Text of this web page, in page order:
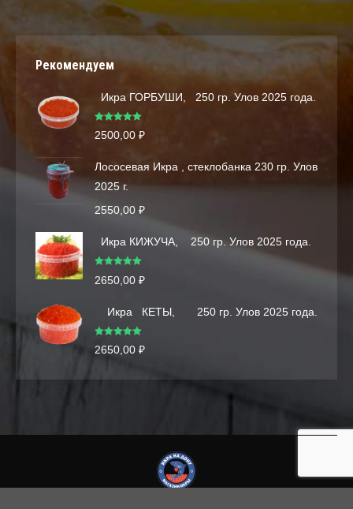
Рекомендуем
Икра ГОРБУШИ, 250 гр. Улов 2025 года.
Оценка 5.00
из 5
2500,00 ₽
Лососевая Икра , стеклобанка 230 гр. Улов
2025 г.
2550,00 ₽
Икра КИЖУЧА, 250 гр. Улов 2025 года.
из 5
2650,00 ₽
Икра КЕТЫ, 250 гр. Улов 2025 года.
Оценка 5.00
из 5
2650,00 ₽